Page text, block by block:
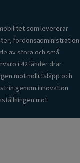
som levererar
fordonsadministration
av stora och små
i 42 länder drar
mot nollutsläpp och
genom innovation
mot